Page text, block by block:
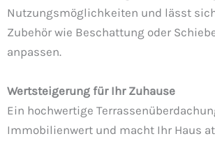
Nutzungsmöglichkeiten und lässt
Zubehör wie Beschattung oder
anpassen.
Wertsteigerung für Ihr Zuhause
Ein hochwertige
Immobilienwert und macht Ihr Haus